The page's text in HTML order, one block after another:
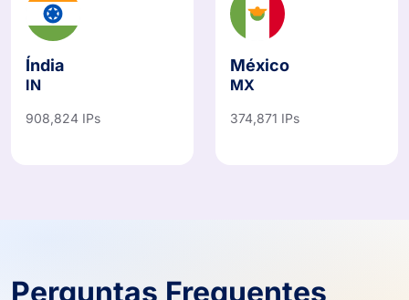
IN MX